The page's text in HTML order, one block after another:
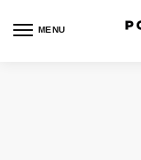
MENU